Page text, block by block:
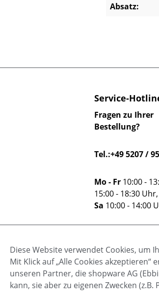
Absatz:
Service-
Fragen zu Ihrer
Bestellung?
Tel.:+49 5207 /
Mo - Fr 10:00 -
15:00 - 18:30 Uhr,
Sa 10:00 - 14:00
Kontaktformular.
Diese Website verwendet Cookies, um
Mit Klick auf „Alle Cookies
unseren Partner, die shopware AG
kann, sie aber zu eigenen Zwecken